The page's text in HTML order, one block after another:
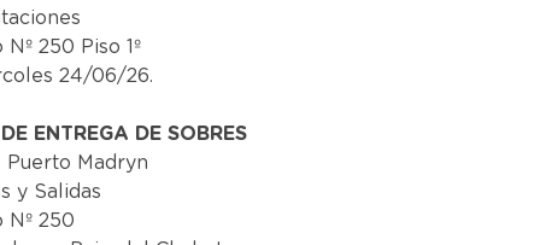
250 Piso 1º
24/06/26.
ENTREGA DE SOBRES
Puerto Madryn
y Salidas
Nº 250